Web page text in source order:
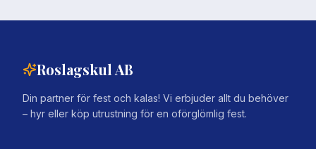
Roslagskul AB
Din partner för fest och kalas! Vi erbjuder allt du behöver
– hyr eller köp utrustning för en oförglömlig fest.